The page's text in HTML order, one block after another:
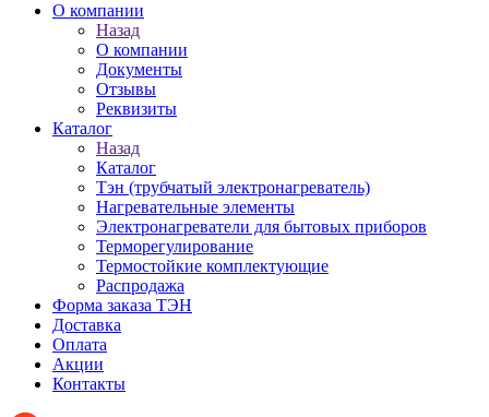
О компании
Назад
О компании
Документы
Отзывы
Реквизиты
Каталог
Назад
Каталог
Тэн (трубчатый электронагреватель)
Нагревательные элементы
Электронагреватели для бытовых приборов
Терморегулирование
Термостойкие комплектующие
Распродажа
Форма заказа ТЭН
Доставка
Оплата
Акции
Контакты